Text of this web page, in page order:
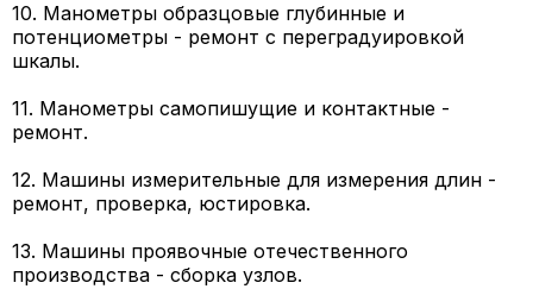
10. Манометры образцовые глубинные и
потенциометры - ремонт с переградуировкой
шкалы.
11. Манометры самопишущие и контактные -
ремонт.
12. Машины измерительные для измерения длин -
ремонт, проверка, юстировка.
13. Машины проявочные отечественного
производства - сборка узлов.